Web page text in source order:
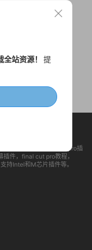
件的网站，包含finalcutpro插
件，final cut pro教程，
持Intel和M芯片插件等。
站资源！ 提